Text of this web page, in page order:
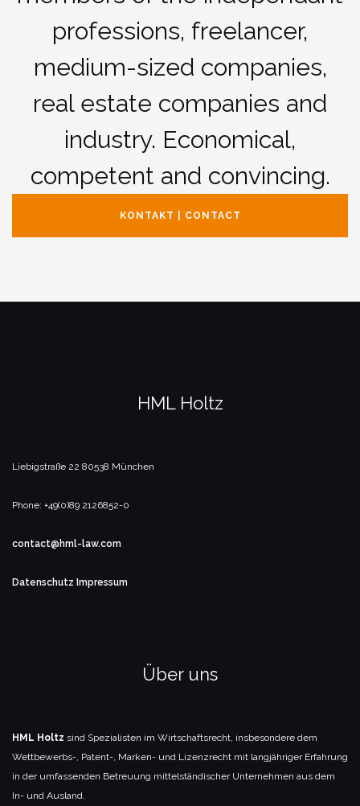
professions, freelancer,
medium-sized companies,
real estate companies and
industry. Economical,
competent and convincing.
KONTAKT | CONTACT
HML Holtz
Liebigstraße 22 80538 München
Phone: +49(0)89 2126852-0
contact@hml-law.com
Datenschutz Impressum
Über uns
HML Holtz sind Spezialisten im Wirtschaftsrecht, insbesondere dem
Wettbewerbs-, Patent-, Marken- und Lizenzrecht mit langjähriger Erfahrung
in der umfassenden Betreuung mittelständischer Unternehmen aus dem
In- und Ausland.